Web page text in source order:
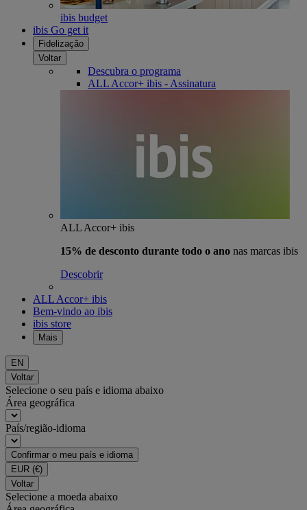
ibis budget
ibis Go get it
Fidelização
Voltar
Descubra o programa
ALL Accor+ ibis - Assinatura
ALL Accor+ ibis
15% de desconto durante todo o ano nas marcas ibis
Descobrir
ALL Accor+ ibis
Bem-vindo ao ibis
ibis store
Mais
EN
Voltar
Selecione o seu país e idioma abaixo
Área geográfica
País/região-idioma
Confirmar o meu país e idioma
EUR (€)
Voltar
Selecione a moeda abaixo